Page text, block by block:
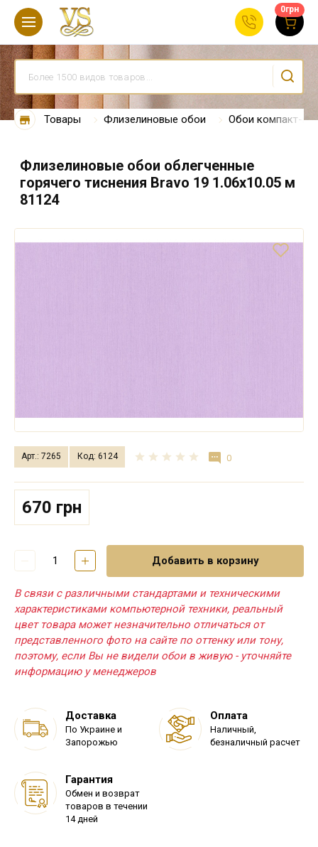
0грн
Товары Флизелиновые обои Обои компакт-
Флизелиновые обои облегченные
горячего тиснения Bravo 19 1.06х10.05 м
81124
Арт.: 7265 Код: 6124 0
670 грн
Добавить в корзину
В связи с различными стандартами и техническими
характеристиками компьютерной техники, реальный
цвет товара может незначительно отличаться от
представленного фото на сайте по оттенку или тону,
поэтому, если Вы не видели обои в живую - уточняйте
информацию у менеджеров
Доставка
По Украине и
Запорожью
Оплата
Наличный,
безналичный расчет
Гарантия
Обмен и возврат
товаров в течении
14 дней